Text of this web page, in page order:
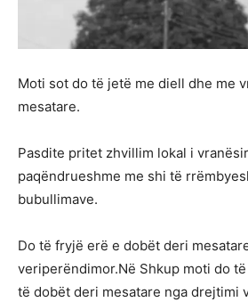
Moti sot do të jetë me diell dhe me
mesatare.
Pasdite pritet zhvillim lokal i
paqëndrueshme me shi të
bubullimave.
Do të fryjë erë e dobët deri
veriperëndimor.Në Shkup moti do
të dobët deri mesatare nga drejtimi